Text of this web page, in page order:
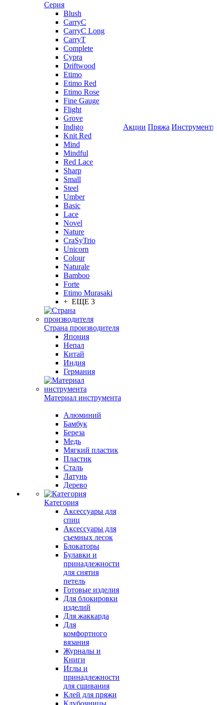
Серия
Blush
CarryC
CarryC Long
CarryT
Complete
Cypra
Driftwood
Etimo
Etimo Red
Etimo Rose
Fine Gauge
Flight
Grove
Indigo
Knit Red
Mind
Mindful
Red Lace
Sharp
Small
Steel
Umber
Basic
Lace
Novel
Nature
CraSyTrio
Unicorn
Colour
Naturale
Bamboo
Forte
Etimo Murasaki
+ ЕЩЕ 3
Страна производителя
Япония
Непал
Китай
Индия
Германия
Материал инструмента
Алюминий
Бамбук
Береза
Медь
Мягкий пластик
Пластик
Сталь
Латунь
Дерево
Категория
Аксессуары для
спиц
Аксессуары для
съемных лесок
Блокаторы
Булавки и
принадлежности
для снятия
петель
Готовые изделия
Для блокировки
изделий
Для жаккарда
Для
комфортного
вязания
Журналы и
Книги
Иглы и
принадлежности
для сшивания
Клей для пряжи
Клубочницы
Акции Пряжа Инструменты